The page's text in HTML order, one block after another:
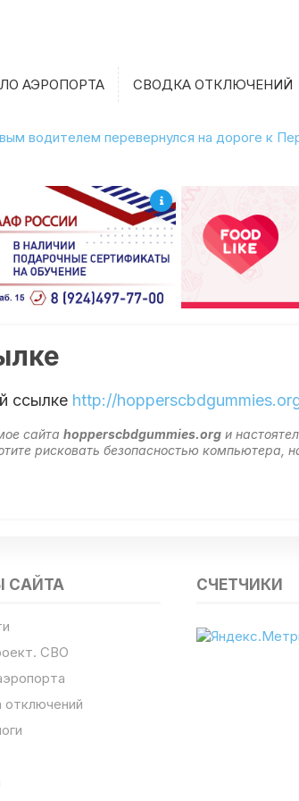
АЭРОПОРТА СВОДКА ОТКЛЮЧЕНИЙ
водителем перевернулся на дороге к
ссылке http://
сайтаhopperscbdgummies.org и
рисковать безопасностью компьютера,
САЙТА
СВО
отключений
СЧЕТЧИКИ